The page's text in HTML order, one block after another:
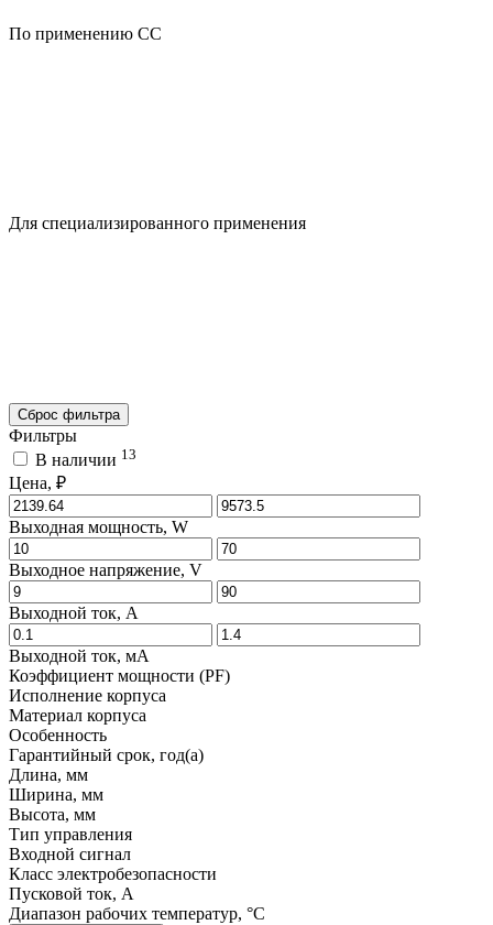
По применению CC
Для специализированного применения
Сброс фильтра
Фильтры
В наличии 13
Цена, ₽
Выходная мощность, W
Выходное напряжение, V
Выходной ток, A
Выходной ток, мA
Коэффициент мощности (PF)
Исполнение корпуса
Материал корпуса
Особенность
Гарантийный срок, год(а)
Длина, мм
Ширина, мм
Высота, мм
Тип управления
Входной сигнал
Класс электробезопасности
Пусковой ток, A
Диапазон рабочих температур, °C